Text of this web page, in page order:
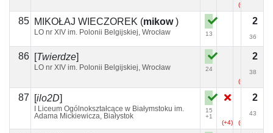
(+8)
85 MIKOŁAJ WIECZOREK (mikow)
LO nr XIV im. Polonii Belgijskiej, Wrocław 13
2
36
86 [Twierdze]
LO nr XIV im. Polonii Belgijskiej, Wrocław
24
(+4)
2
38
87 [ilo2D]
I Liceum Ogólnokształcące w Białymstoku im.
Adama Mickiewicza, Białystok
15
+1
(+4)
(+8)
2
43